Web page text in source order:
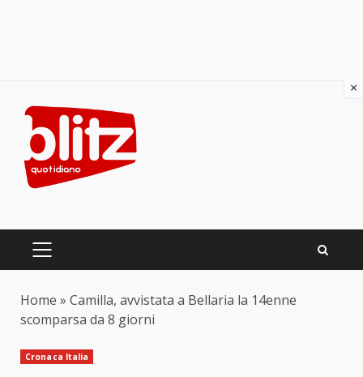
content
PRIMARY
Home » Camilla, avvistata a Bellaria la 14enne
scomparsa da 8 giorni
Cronaca Italia
×